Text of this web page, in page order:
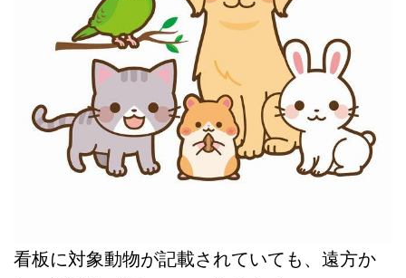
看板に対象動物が記載されていても、遠方か